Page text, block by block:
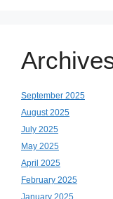
September 2025
August 2025
July 2025
May 2025
April 2025
February 2025
January 2025